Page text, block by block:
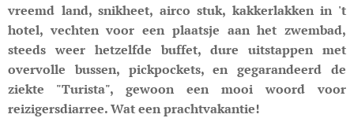
vreemd land, snikheet, airco stuk, kakkerlakken in 't
hotel, vechten voor een plaatsje aan het zwembad,
steeds weer hetzelfde buffet, dure uitstappen met
overvolle bussen, pickpockets, en gegarandeerd de
ziekte "Turista", gewoon een mooi woord voor
reizigersdiarree. Wat een prachtvakantie!